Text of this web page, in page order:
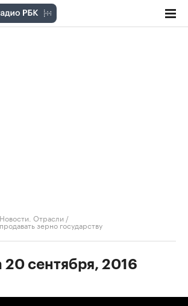
Новости. Отрасли /
зерно государству
20 сентября, 2016